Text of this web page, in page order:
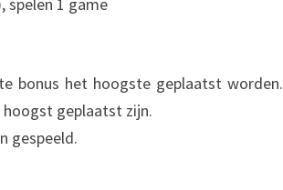
bonus het hoogste geplaatst worden.
geplaatst zijn.
gespeeld.